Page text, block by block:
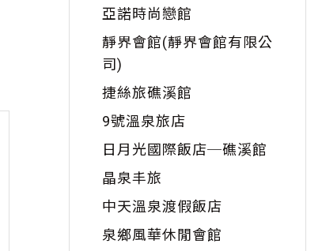
亞諾時尚戀館
靜界會館(靜界會館有限公
司)
捷絲旅礁溪館
9號溫泉旅店
日月光國際飯店─礁溪館
晶泉丰旅
中天溫泉渡假飯店
泉鄉風華休閒會館